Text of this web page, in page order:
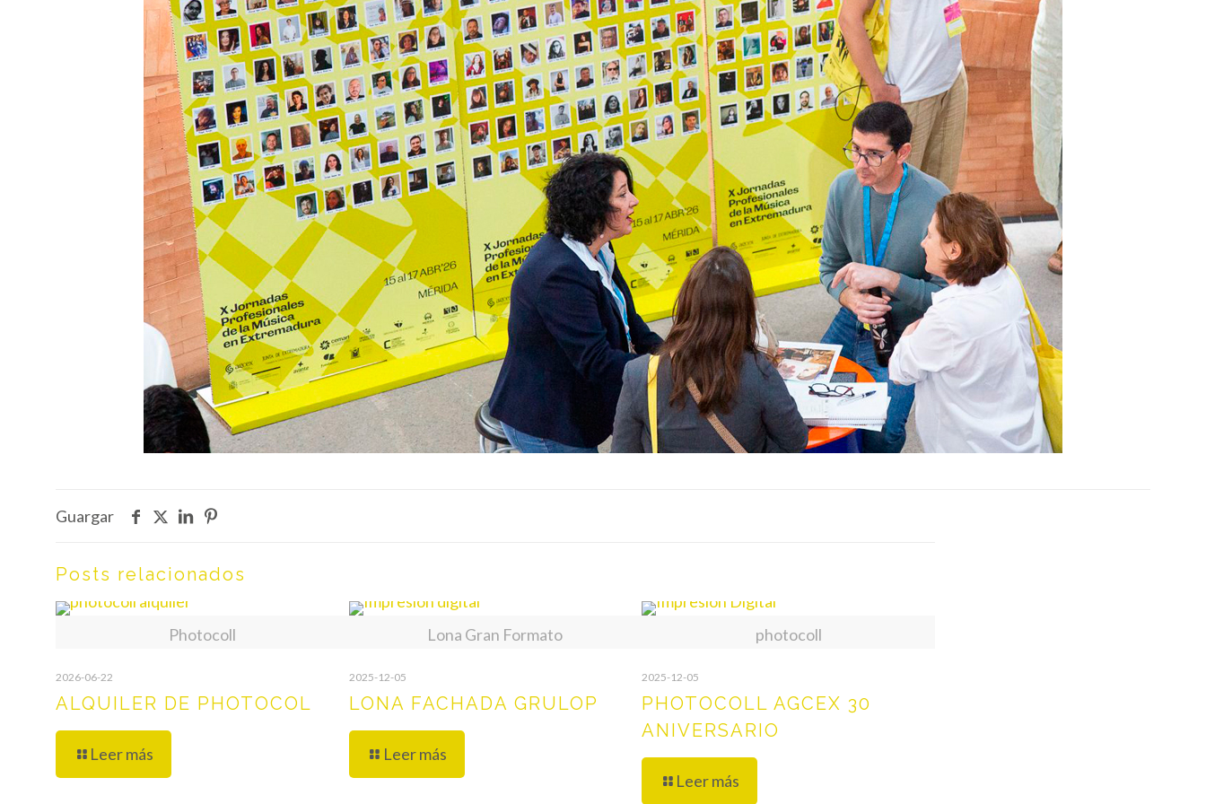
Guargar
Posts relacionados
Photocoll
2026-06-22
ALQUILER DE PHOTOCOL
Leer más
Lona Gran Formato
2025-12-05
LONA FACHADA GRULOP
Leer más
photocoll
2025-12-05
PHOTOCOLL AGCEX 30
ANIVERSARIO
Leer más